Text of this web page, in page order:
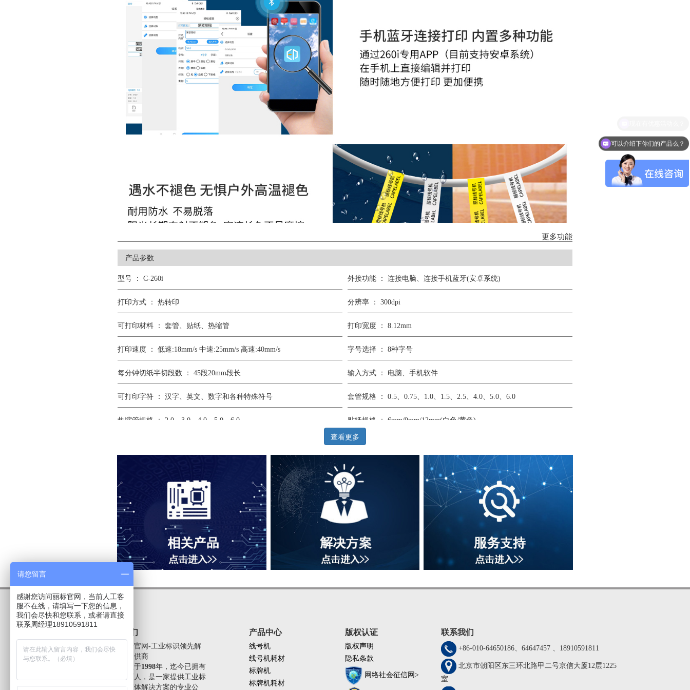
更多功能
产品参数
型号 ： C-260i 外接功能 ： 连接电脑、连接手机蓝牙(安卓系统)
打印方式 ： 热转印 分辨率 ： 300dpi
可打印材料 ： 套管、贴纸、热缩管 打印宽度 ： 8.12mm
打印速度 ： 低速:18mm/s 中速:25mm/s 高速:40mm/s 字号选择 ： 8种字号
每分钟切纸半切段数 ： 45段20mm段长 输入方式 ： 电脑、手机软件
可打印字符 ： 汉字、英文、数字和各种特殊符号 套管规格 ： 0.5、0.75、1.0、1.5、2.5、4.0、5.0、6.0
热缩管规格 ： 2.0、3.0、4.0、5.0、6.0 贴纸规格 ： 6mm/9mm/12mm(白色/黄色)
电源 ： DC 12V3A
操作环境 ： 15℃-35℃
查看更多
关于我们
丽标唯一官网-工业标识领先解
决方案提供商
我司成立于1998年，迄今已拥有
员工近百人，是一家提供工业标
识系统整体解决方案的专业公
产品中心
线号机
线号机耗材
标牌机
标牌机耗材
版权认证
版权声明
隐私条款
网络社会征信网>
联系我们
+86-010-64650186、64647457 、18910591811
北京市朝阳区东三环北路甲二号京信大厦12层1225
室
可以介绍下你们的产品么？
请您留言
感谢您访问丽标官网，当前人工客
服不在线，请填写一下您的信息，
我们会尽快和您联系，或者请直接
联系周经理18910591811